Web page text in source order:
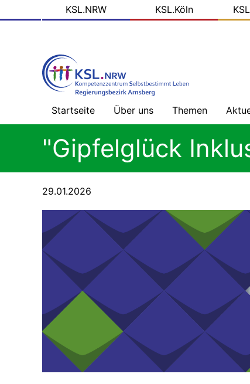
zum
KSLKSL.NRW KSL.Köln
Startseite Über uns
Willkommen
unserer
Das
wir
Themen
ohne
Barrieren
Alles,
Bescheid
wissen
(Leichte
Sprache)
Gute
Beispiele
aus
"Gipfelglück
29.01.2026